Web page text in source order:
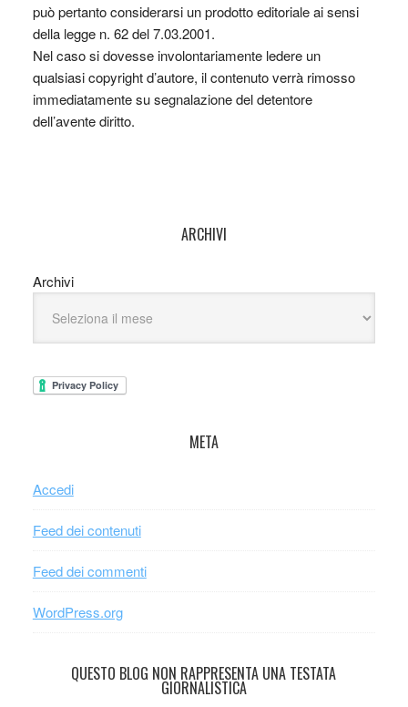
può pertanto considerarsi un prodotto editoriale ai sensi
della legge n. 62 del 7.03.2001.
Nel caso si dovesse involontariamente ledere un
qualsiasi copyright d’autore, il contenuto verrà rimosso
immediatamente su segnalazione del detentore
dell’avente diritto.
ARCHIVI
Archivi
META
Accedi
Feed dei contenuti
Feed dei commenti
WordPress.org
QUESTO BLOG NON RAPPRESENTA UNA TESTATA
GIORNALISTICA